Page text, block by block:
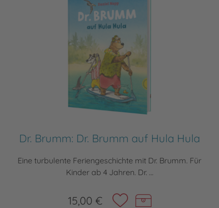
Dr. Brumm: Dr. Brumm auf Hula Hula
Eine turbulente Feriengeschichte mit Dr. Brumm. Für
Kinder ab 4 Jahren. Dr. ...
15,00 €